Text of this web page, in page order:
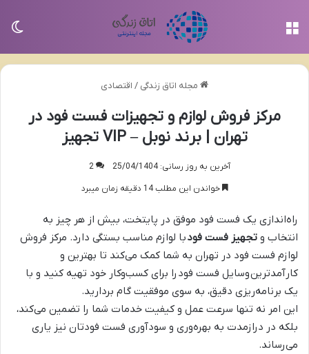
مجله اتاق زندگی / اقتصادی
مرکز فروش لوازم و تجهیزات فست فود در
تهران | برند نوبل – VIP تجهیز
آخرین به روز رسانی: 25/04/1404
2
خواندن این مطلب 14 دقیقه زمان میبرد
راه‌اندازی یک فست فود موفق در پایتخت، بیش از هر چیز به
انتخاب و تجهیز فست فودبا لوازم مناسب بستگی دارد. مرکز فروش
لوازم فست فود در تهران به شما کمک می‌کند تا بهترین و
کارآمدترین وسایل فست فود را برای کسب‌وکار خود تهیه کنید و با
یک برنامه‌ریزی دقیق، به سوی موفقیت گام بردارید.
این امر نه تنها سرعت عمل و کیفیت خدمات شما را تضمین می‌کند،
بلکه در درازمدت به بهره‌وری و سودآوری فست فودتان نیز یاری
می‌رساند.